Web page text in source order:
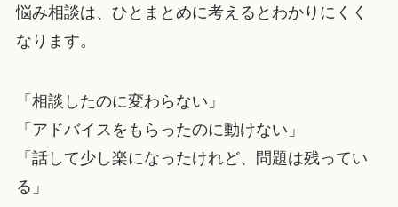
悩み相談は、ひとまとめに考えるとわかりにくく
なります。
「相談したのに変わらない」
「アドバイスをもらったのに動けない」
「話して少し楽になったけれど、問題は残ってい
る」